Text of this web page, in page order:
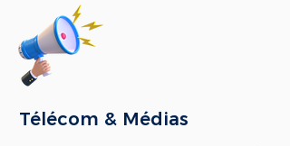
Télécom & Médias